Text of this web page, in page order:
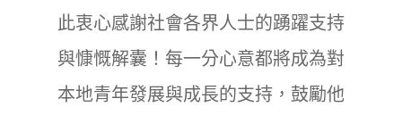
此衷心感謝社會各界人士的踴躍支持
與慷慨解囊！每一分心意都將成為對
本地青年發展與成長的支持，鼓勵他